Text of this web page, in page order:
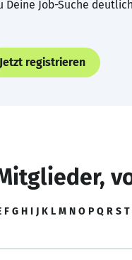
Job-Suche
Jetzt registrieren
F G H I J K L M N O P Q R S T